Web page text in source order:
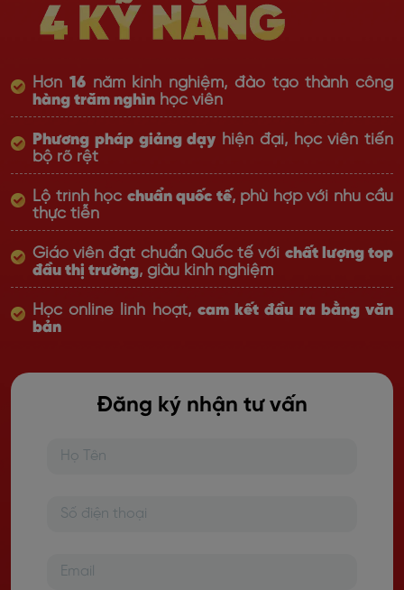
Hơn 16năm kinh nghiệm, đào tạo thành công
hàng trăm nghìn học viên
Phương pháp giảng dạy hiện đại, học viên tiến
bộ rõ rệt
Lộ trình học chuẩn quốc tế, phù hợp với nhu cầu
thực tiễn
Giáo viên đạt chuẩn Quốc tế với chất lượng top
đầu thị trường, giàu kinh nghiệm
Học online linh hoạt, cam kết đầu ra bằng văn
bản
Đăng ký nhận tư vấn